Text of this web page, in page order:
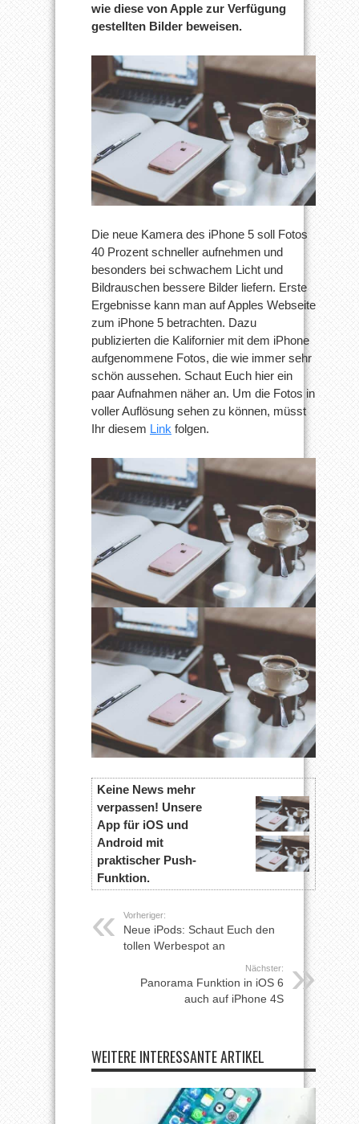
wie diese von Apple zur Verfügung
gestellten Bilder beweisen.
Die neue Kamera des iPhone 5 soll Fotos
40 Prozent schneller aufnehmen und
besonders bei schwachem Licht und
Bildrauschen bessere Bilder liefern. Erste
Ergebnisse kann man auf Apples Webseite
zum iPhone 5 betrachten. Dazu
publizierten die Kalifornier mit dem iPhone
aufgenommene Fotos, die wie immer sehr
schön aussehen. Schaut Euch hier ein
paar Aufnahmen näher an. Um die Fotos in
voller Auflösung sehen zu können, müsst
Ihr diesem Link folgen.
Keine News mehr
verpassen! Unsere
App für iOS und
Android mit
praktischer Push-
Funktion.
Vorheriger:
Neue iPods: Schaut Euch den
tollen Werbespot an
Nächster:
Panorama Funktion in iOS 6
auch auf iPhone 4S
WEITERE INTERESSANTE ARTIKEL